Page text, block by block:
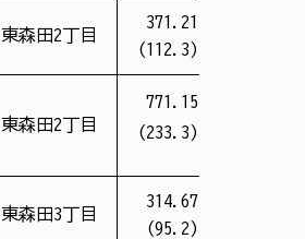
東森田2丁目
371.21
(112.3)
東森田2丁目
771.15
(233.3)
東森田3丁目
314.67
(95.2)